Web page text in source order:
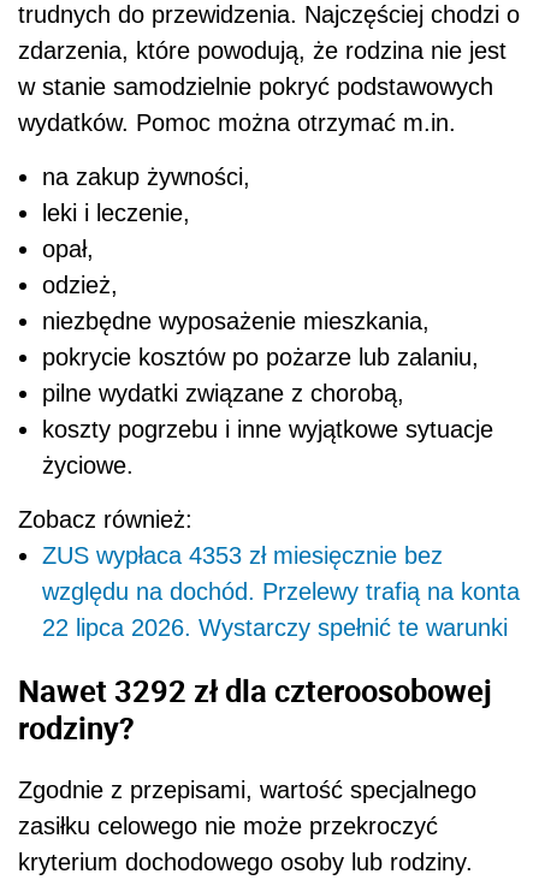
trudnych do przewidzenia. Najczęściej chodzi o
zdarzenia, które powodują, że rodzina nie jest
w stanie samodzielnie pokryć podstawowych
wydatków. Pomoc można otrzymać m.in.
na zakup żywności,
leki i leczenie,
opał,
odzież,
niezbędne wyposażenie mieszkania,
pokrycie kosztów po pożarze lub zalaniu,
pilne wydatki związane z chorobą,
koszty pogrzebu i inne wyjątkowe sytuacje
życiowe.
Zobacz również:
ZUS wypłaca 4353 zł miesięcznie bez
względu na dochód. Przelewy trafią na konta
22 lipca 2026. Wystarczy spełnić te warunki
Nawet 3292 zł dla czteroosobowej
rodziny?
Zgodnie z przepisami, wartość specjalnego
zasiłku celowego nie może przekroczyć
kryterium dochodowego osoby lub rodziny.